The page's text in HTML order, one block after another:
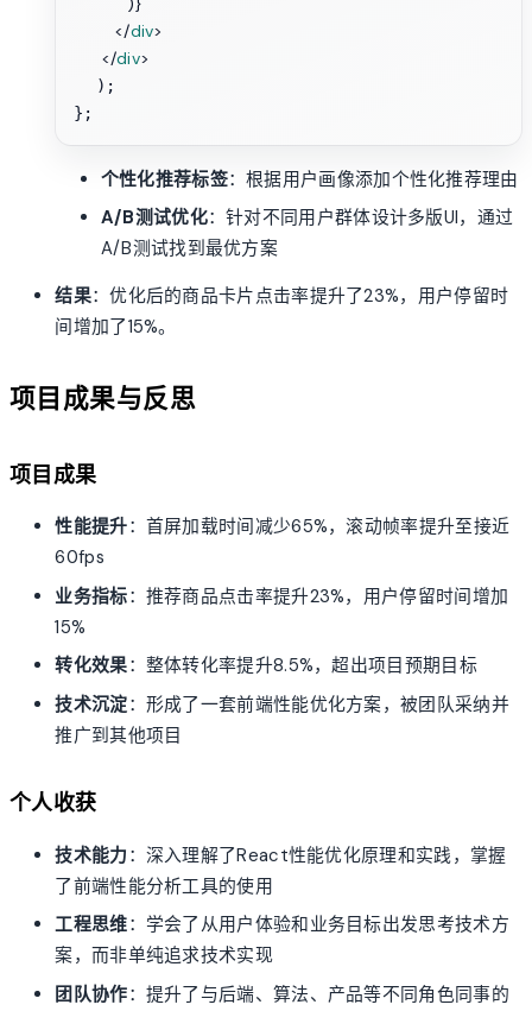
</div>
</div>
  );
个性化推荐标签：根据用户画像添加个性化推荐理由
A/B测试优化：针对不同用户群体设计多版UI，通过
A/B测试找到最优方案
结果：优化后的商品卡片点击率提升了23%，用户停留时
间增加了15%。
项目成果与反思
项目成果
性能提升：首屏加载时间减少65%，滚动帧率提升至接近
60fps
业务指标：推荐商品点击率提升23%，用户停留时间增加
15%
转化效果：整体转化率提升8.5%，超出项目预期目标
技术沉淀：形成了一套前端性能优化方案，被团队采纳并
推广到其他项目
个人收获
技术能力 ：深入理解了React性能优化原理和实践，掌握
了前端性能分析工具的使用
工程思维：学会了从用户体验和业务目标出发思考技术方
案，而非单纯追求技术实现
团队协作：提升了与后端、算法、产品等不同角色同事的